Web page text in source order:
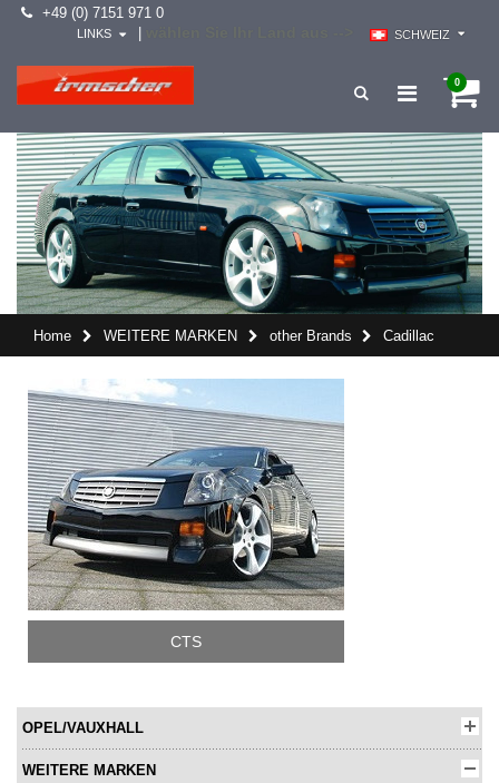
+49 (0) 7151 971 0
SCHWEIZ
LINKS
0
Home WEITERE MARKEN other Brands Cadillac
CTS
OPEL/VAUXHALL
WEITERE MARKEN